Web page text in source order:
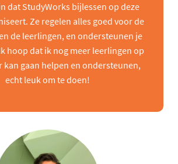
dat StudyWorks bijlessen op deze
Ze regelen alles goed voor de
de leerlingen, en ondersteunen je
hoop dat ik nog meer leerlingen op
kan gaan helpen en ondersteunen,
echt leuk om te doen!